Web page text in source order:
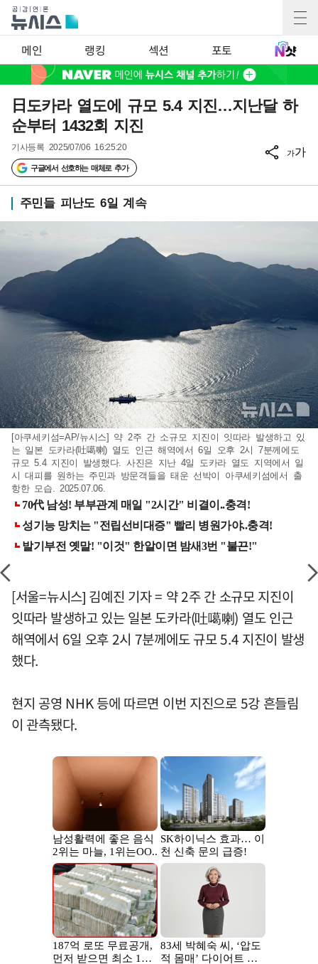
메인 랭킹 섹션 포토
日도카라 열도에 규모 5.4 지진…지난달 하
순부터 1432회 지진
기사등록 2025/07/06 16:25:20
구글에서 선호하는 매체로 추가
가가
주민들 피난도 6일 계속
[아쿠세키섬=AP/뉴시스] 약 2주 간 소규모 지진이 잇따라 발생하고 있
는 일본 도카라(吐噶喇) 열도 인근 해역에서 6일 오후 2시 7분께에도
규모 5.4 지진이 발생했다. 사진은 지난 4일 도카라 열도 지역에서 일
시 대피를 원하는 주민과 방문객들을 태운 선박이 아쿠세키섬에서 출
항한 모습. 2025.07.06.
[서울=뉴시스] 김예진 기자 = 약 2주 간 소규모 지진이
잇따라 발생하고 있는 일본 도카라(吐噶喇) 열도 인근
해역에서 6일 오후 2시 7분께에도 규모 5.4 지진이 발생
했다.
현지 공영 NHK 등에 따르면 이번 지진으로 5강 흔들림
이 관측됐다.